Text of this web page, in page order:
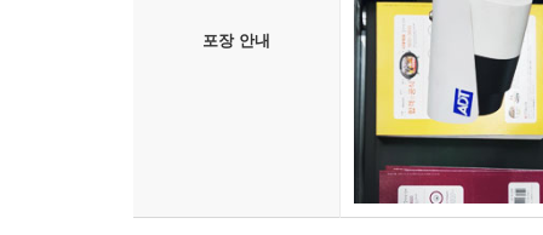
포장 안내